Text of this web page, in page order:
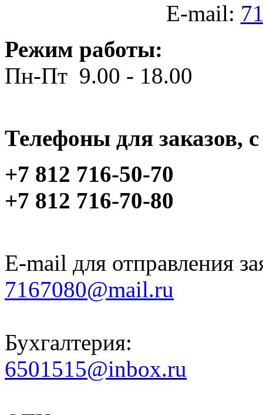
E-mail:
Режим работы:
Пн-Пт 9.00 - 18.00
Телефоны для заказов,
+7 812 716-50-70
+7 812 716-70-80
E-mail для отправления
7167080@mail.ru
Бухгалтерия:
6501515@inbox.ru